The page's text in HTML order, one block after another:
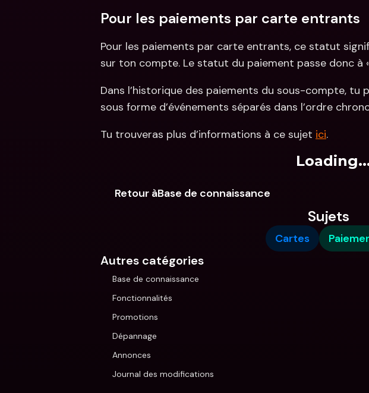
Pour les paiements par carte entrants
Pour les paiements par carte entrants, ce statut
sur ton compte. Le statut du paiement passe donc à «
Dans l’historique des paiements du sous-compte,
sous forme d’événements séparés dans l’ordre
Tu trouveras plus d’informations à ce sujet ici.
Retour àBase de connaissance
Sujets
Cartes
Autres catégories
Base de connaissance
Fonctionnalités
Promotions
Dépannage
Annonces
Journal des modifications